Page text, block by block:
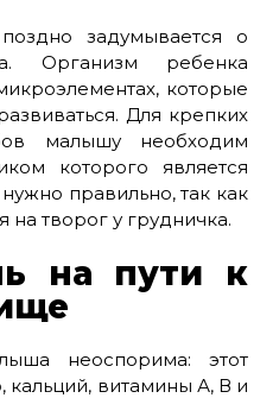
задумывается о
Организм ребенка
которые
Для крепких
малышу необходим
которого является
правильно, так как
на творог у грудничка.
на пути к
неоспорима: этот
витамины А, В и